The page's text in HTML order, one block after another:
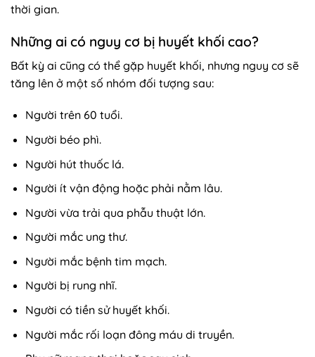
thời gian.
Những ai có nguy cơ bị huyết khối cao?
Bất kỳ ai cũng có thể gặp huyết khối, nhưng nguy cơ sẽ
tăng lên ở một số nhóm đối tượng sau:
Người trên 60 tuổi.
Người béo phì.
Người hút thuốc lá.
Người ít vận động hoặc phải nằm lâu.
Người vừa trải qua phẫu thuật lớn.
Người mắc ung thư.
Người mắc bệnh tim mạch.
Người bị rung nhĩ.
Người có tiền sử huyết khối.
Người mắc rối loạn đông máu di truyền.